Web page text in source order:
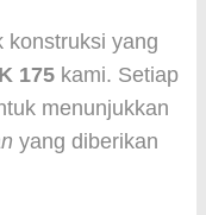
konstruksi yang
175 kami. Setiap
menunjukkan
yang diberikan